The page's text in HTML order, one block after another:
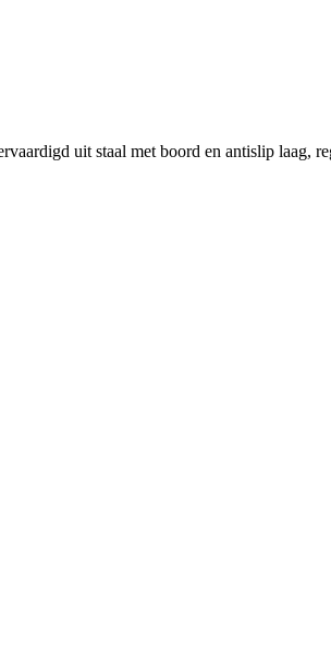
uit staal met boord en antislip